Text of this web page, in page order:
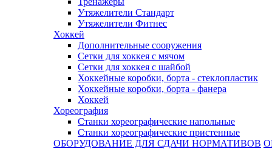
Утяжелители Стандарт
Утяжелители Фитнес
Хоккей
Дополнительные сооружения
Сетки для хоккея с мячом
Сетки для хоккея с шайбой
Хоккейные коробки, борта - стеклопластик
Хоккейные коробки, борта - фанера
Хоккей
Хореография
Станки хореографические напольные
Станки хореографические пристенные
ОБОРУДОВАНИЕ ДЛЯ СДАЧИ НОРМАТИВОВ